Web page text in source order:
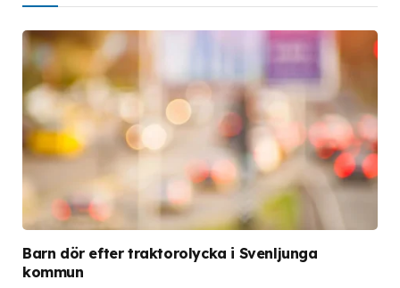
Barn dör efter traktorolycka i Svenljunga
kommun